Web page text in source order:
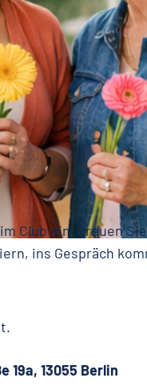
Club ein. Freuen
ins Gespräch
19a, 13055 Berlin